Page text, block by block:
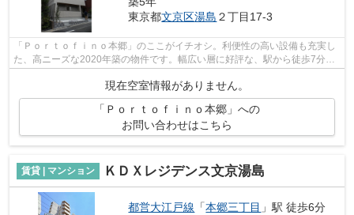
東京都文京区湯島 ２丁目17-3
「Ｐｏｒｔｏｆｉｎｏ本郷」のここがイチオシ。利便性の高い設備も充実し
た、高ニーズな2020年築の物件です。幅広い層に好評な、駅から徒歩7分に
現在空室情報がありません。
「Ｐｏｒｔｏｆｉｎｏ本郷」への
お問い合わせはこちら
賃貸 | マンション ＫＤＸレジデンス文京湯島
都営大江戸線 「本郷三丁目 」駅 徒歩6分